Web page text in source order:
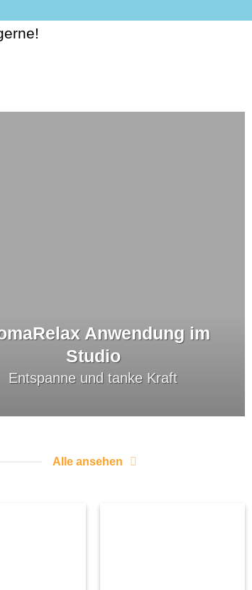
Anwendung im
Studio
Entspanne und tanke Kraft
Alle ansehen